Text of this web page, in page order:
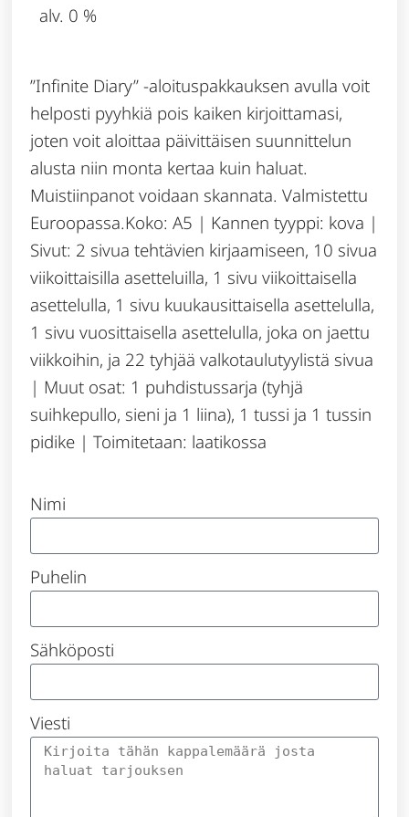
alv. 0 %
”Infinite Diary” -aloituspakkauksen avulla voit
helposti pyyhkiä pois kaiken kirjoittamasi,
joten voit aloittaa päivittäisen suunnittelun
alusta niin monta kertaa kuin haluat.
Muistiinpanot voidaan skannata. Valmistettu
Euroopassa.Koko: A5 | Kannen tyyppi: kova |
Sivut: 2 sivua tehtävien kirjaamiseen, 10 sivua
viikoittaisilla asetteluilla, 1 sivu viikoittaisella
asettelulla, 1 sivu kuukausittaisella asettelulla,
1 sivu vuosittaisella asettelulla, joka on jaettu
viikkoihin, ja 22 tyhjää valkotaulutyylistä sivua
| Muut osat: 1 puhdistussarja (tyhjä
suihkepullo, sieni ja 1 liina), 1 tussi ja 1 tussin
pidike | Toimitetaan: laatikossa
Nimi
Puhelin
Sähköposti
Viesti